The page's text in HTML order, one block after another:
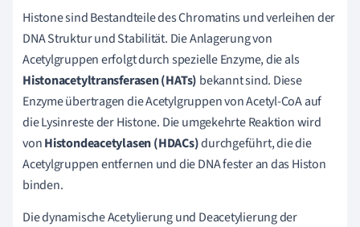
Histone sind Bestandteile des Chromatins und verleihen der
DNA Struktur und Stabilität. Die Anlagerung von
Acetylgruppen erfolgt durch spezielle Enzyme, die als
Histonacetyltransferasen (HATs) bekannt sind. Diese
Enzyme übertragen die Acetylgruppen von Acetyl-CoA auf
die Lysinreste der Histone. Die umgekehrte Reaktion wird
vonHistondeacetylasen (HDACs)durchgeführt, die die
Acetylgruppen entfernen und die DNA fester an das Histon
binden.
Die dynamische Acetylierung und Deacetylierung der